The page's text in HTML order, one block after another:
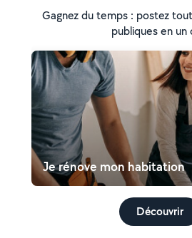
Gagnez du temps : postez
publiques en un
Je rénove mon habitation
Découvrir